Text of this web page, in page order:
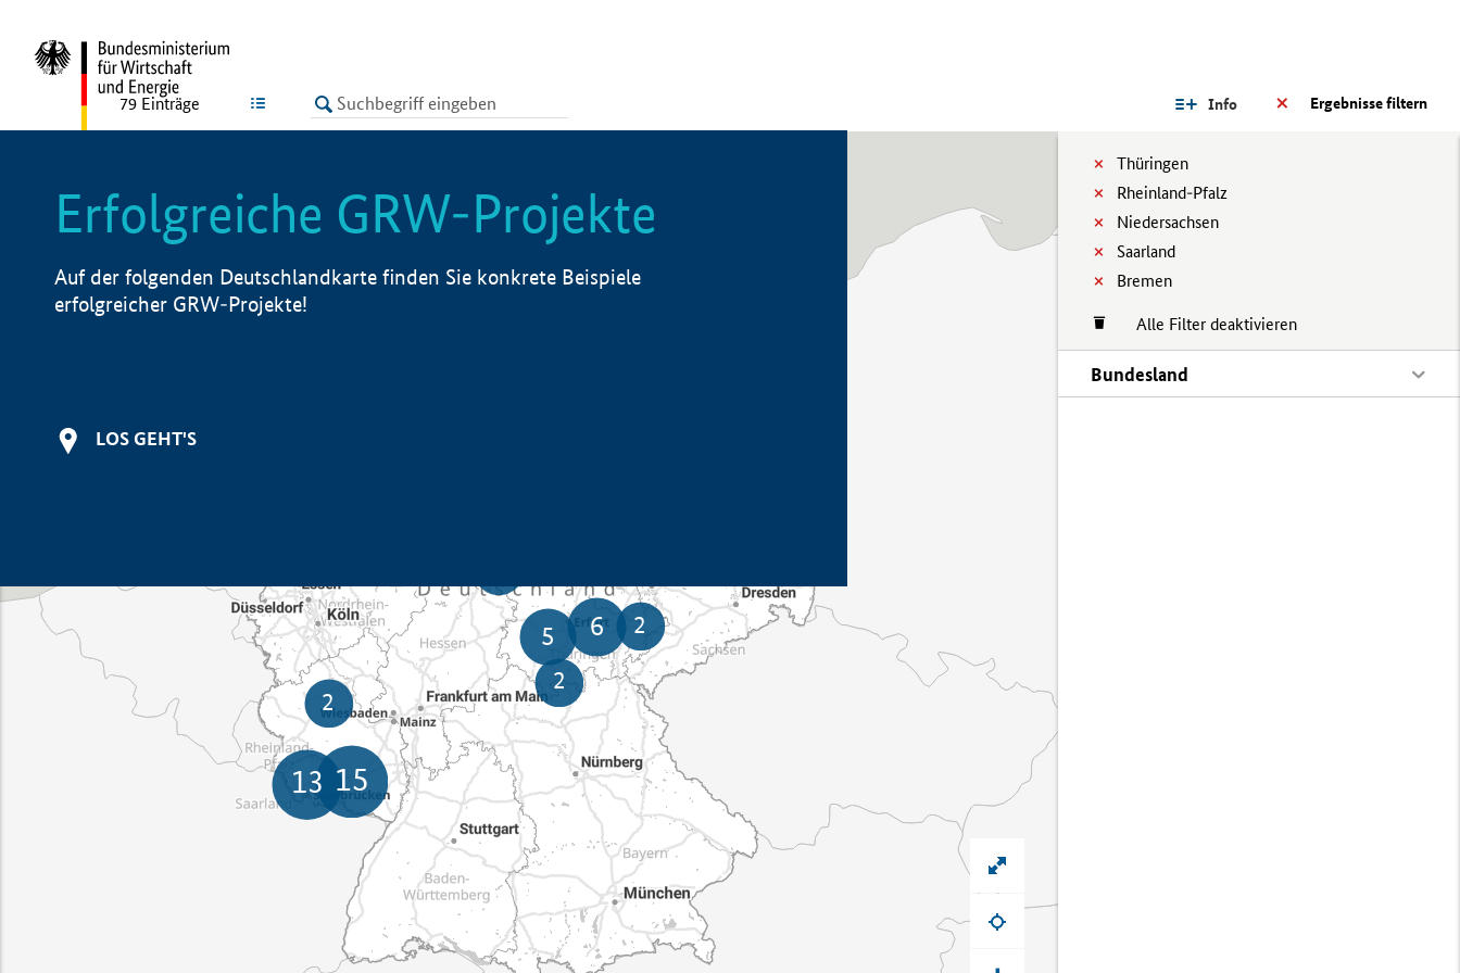
LISTE Ergebnisse filtern
Info
Thüringen
Rheinland-Pfalz
Niedersachsen
Saarland
Bremen
Alle Filter deaktivieren
Bundesland
79 Einträge
Erfolgreiche GRW-Projekte
Auf der folgenden Deutschlandkarte finden Sie konkrete Beispiele
erfolgreicher GRW-Projekte!
LOS GEHT'S